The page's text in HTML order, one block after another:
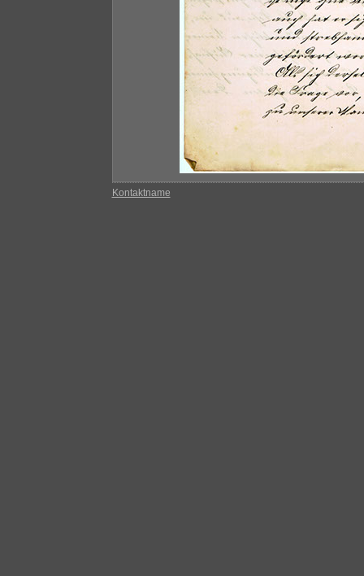
Kontaktname